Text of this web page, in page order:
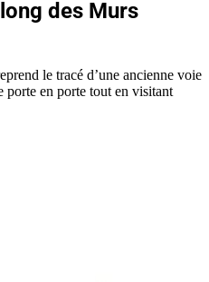
des Murs
le tracé d’une ancienne voie
porte en porte tout en visitant